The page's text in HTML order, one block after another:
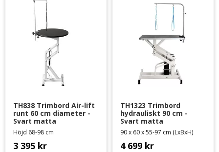
TH838 Trimbord Air-lift
runt 60 cm diameter -
Svart matta
Höjd 68-98 cm
3 395 kr
TH1323 Trimbord
hydrauliskt 90 cm -
Svart matta
90 x 60 x 55-97 cm (LxBxH)
4 699 kr